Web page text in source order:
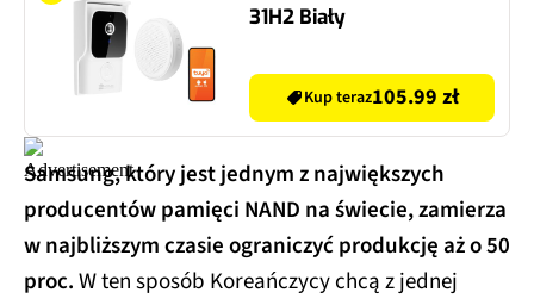
31H2 Biały
Kup teraz105.99 zł
Samsung, który jest jednym z największych
producentów pamięci NAND na świecie, zamierza
w najbliższym czasie ograniczyć produkcję aż o 50
proc.W ten sposób Koreańczycy chcą z jednej